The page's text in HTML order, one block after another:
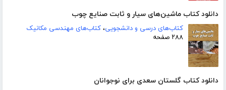
دانلود کتاب ماشین‌های سیار و ثابت صنایع چوب
کتاب‌های درسی و دانشجویی، کتاب‌های مهندسی مکانیک
۲۸۸ صفحه
دانلود کتاب گلستان سعدی برای نوجوانان